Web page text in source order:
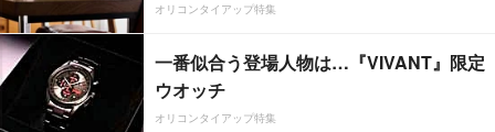
オリコンタイアップ特集
一番似合う登場人物は…『VIVANT』限定
ウオッチ
オリコンタイアップ特集